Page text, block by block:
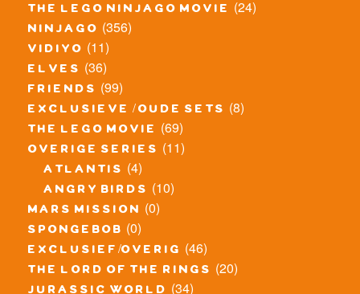
the lego ninjago movie (24)
ninjago (356)
vidiyo (11)
elves (36)
friends (99)
exclusieve / oude sets (8)
the lego movie (69)
overige series (11)
atlantis (4)
angry birds (10)
mars mission (0)
spongebob (0)
exclusief/overig (46)
the lord of the rings (20)
(34)